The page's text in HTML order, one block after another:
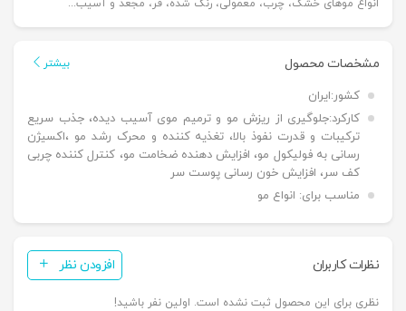
انواع موهای خشک، چرب، معمولی، رنگ شده، فر، مجعد و آسیب...
مشخصات محصول بیشتر
کشور:ایران
کارکرد:جلوگیری از ریزش مو و ترمیم موی آسیب دیده، جذب سریع
ترکیبات و قدرت نفوذ بالا، تغذیه کننده و محرک رشد مو ،اکسیژن
رسانی به فولیکول مو، افزایش دهنده ضخامت مو، کنترل کننده چربی
کف سر، افزایش خون رسانی پوست سر
مناسب برای: انواع مو
نظرات کاربران افزودن نظر
نظری برای این محصول ثبت نشده است. اولین نفر باشید!